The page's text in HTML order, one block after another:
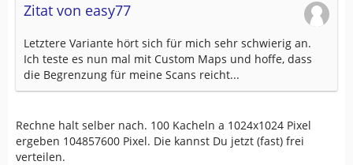
Zitat von easy77
Letztere Variante hört sich für mich sehr schwierig an.
Ich teste es nun mal mit Custom Maps und hoffe, dass
die Begrenzung für meine Scans reicht...
Rechne halt selber nach. 100 Kacheln a 1024x1024 Pixel
ergeben 104857600 Pixel. Die kannst Du jetzt (fast) frei
verteilen.